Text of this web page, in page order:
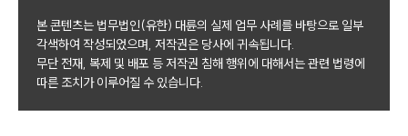
본 콘텐츠는 법무법인(유한) 대륜의 실제 업무 사례를 바탕으로 일부
각색하여 작성되었으며, 저작권은 당사에 귀속됩니다.
무단 전재, 복제 및 배포 등 저작권 침해 행위에 대해서는 관련 법령에
따른 조치가 이루어질 수 있습니다.